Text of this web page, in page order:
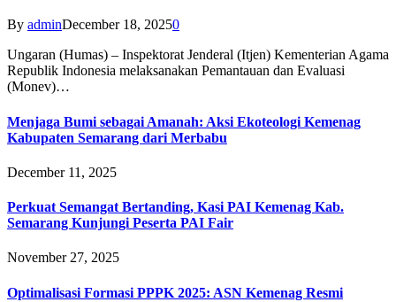
By adminDecember 18, 20250
Ungaran (Humas) – Inspektorat Jenderal (Itjen) Kementerian Agama
Republik Indonesia melaksanakan Pemantauan dan Evaluasi
(Monev)…
Menjaga Bumi sebagai Amanah: Aksi Ekoteologi Kemenag
Kabupaten Semarang dari Merbabu
December 11, 2025
Perkuat Semangat Bertanding, Kasi PAI Kemenag Kab.
Semarang Kunjungi Peserta PAI Fair
November 27, 2025
Optimalisasi Formasi PPPK 2025: ASN Kemenag Resmi